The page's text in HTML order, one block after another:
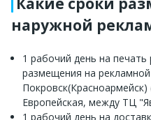
наружной
1 рабочий день на
размещения на
Европейская, между ТЦ
1 рабочий день на